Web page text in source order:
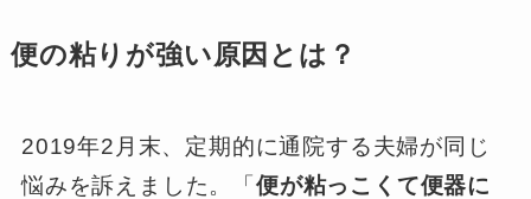
便の粘りが強い原因とは？
2019年2月末、定期的に通院する夫婦が同じ
悩みを訴えました。「便が粘っこくて便器に